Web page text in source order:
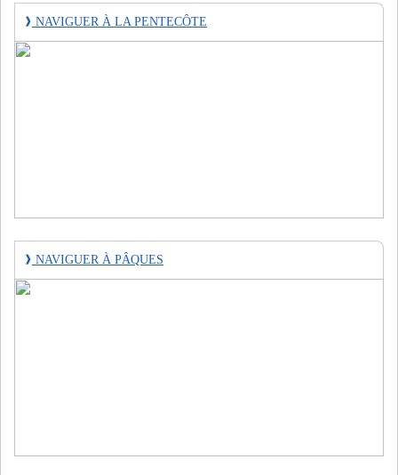
❱ NAVIGUER À LA PENTECÔTE
❱ NAVIGUER À PÂQUES